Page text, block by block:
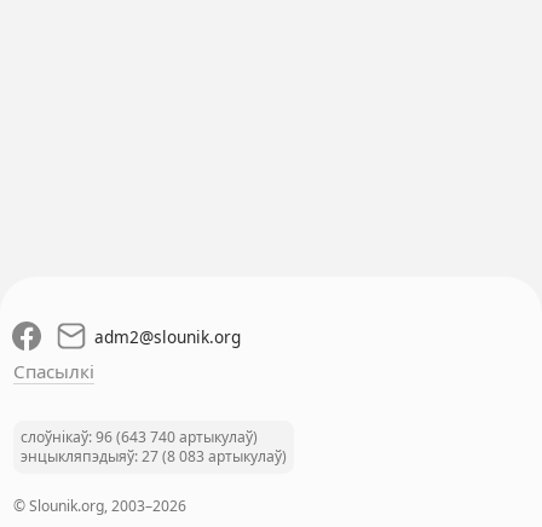
adm2@slounik.org
Спасылкі
слоўнікаў: 96 (643 740 артыкулаў)
энцыкляпэдыяў: 27 (8 083 артыкулаў)
© Slounik.org, 2003–2026